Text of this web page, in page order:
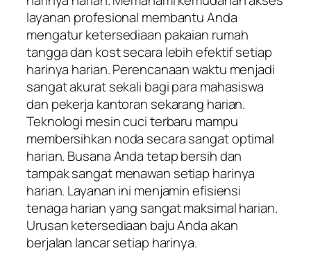
layanan profesional membantu Anda
mengatur ketersediaan pakaian rumah
tangga dan kost secara lebih efektif setiap
harinya harian. Perencanaan waktu menjadi
sangat akurat sekali bagi para mahasiswa
dan pekerja kantoran sekarang harian.
Teknologi mesin cuci terbaru mampu
membersihkan noda secara sangat optimal
harian. Busana Anda tetap bersih dan
tampak sangat menawan setiap harinya
harian. Layanan ini menjamin efisiensi
tenaga harian yang sangat maksimal harian.
Urusan ketersediaan baju Anda akan
berjalan lancar setiap harinya.